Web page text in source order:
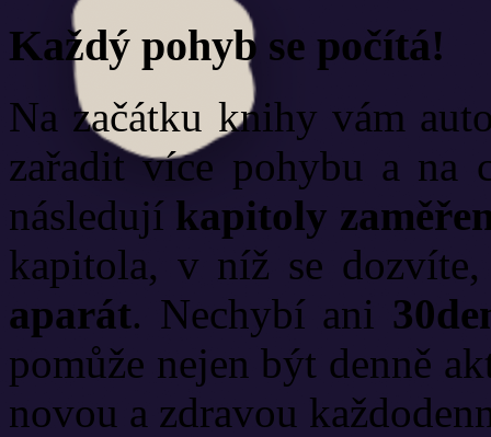
Každý pohyb se počítá!
Na začátku knihy vám
zařadit více pohybu a na
následují kapitoly
kapitola, v níž se
aparát. Nechybí ani
pomůže nejen být denně
novou a zdravou